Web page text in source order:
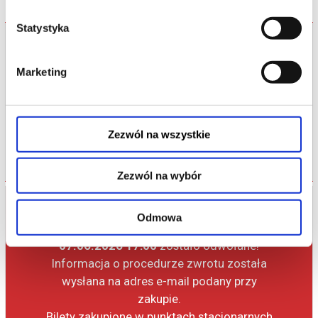
Statystyka
Marketing
Zezwól na wszystkie
Zezwól na wybór
Odmowa
07.06.2026 , g. 17:00
Teatr Polski im. Arnolda Szyfmana...
ODWOŁANE
UWAGA!
07.06.2026 17:00zostało odwołane!
Informacja o procedurze zwrotu została
wysłana na adres e-mail podany przy
zakupie.